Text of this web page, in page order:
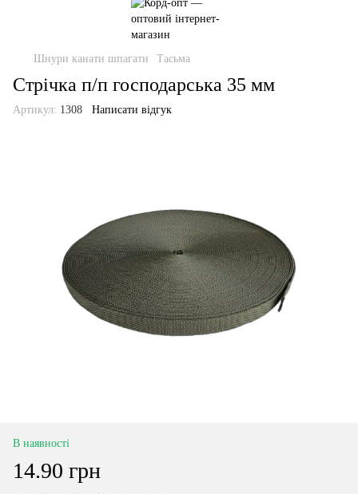
Шнури канати шпагати Тасьма
Стрічка п/п господарська 35 мм
Артикул: 1308 Написати відгук
В наявності
14.90 грн